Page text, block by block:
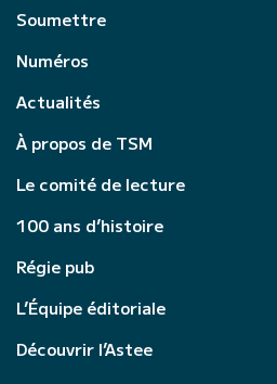
Soumettre
Numéros
Actualités
À propos de TSM
Le comité de lecture
100 ans d’histoire
Régie pub
L’Équipe éditoriale
Découvrir l’Astee